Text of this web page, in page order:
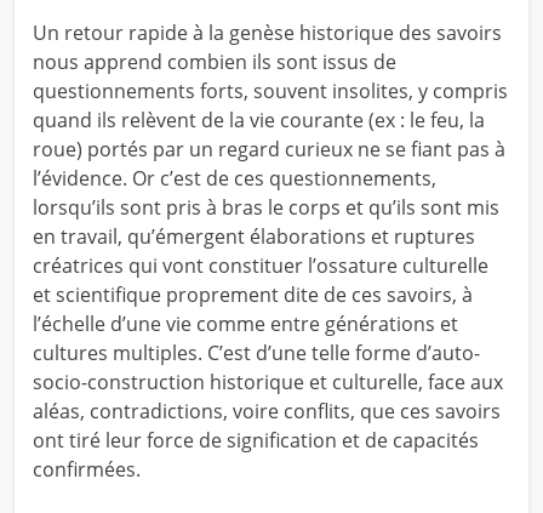
Un retour rapide à la genèse historique des savoirs
nous apprend combien ils sont issus de
questionnements forts, souvent insolites, y compris
quand ils relèvent de la vie courante (ex : le feu, la
roue) portés par un regard curieux ne se fiant pas à
l’évidence. Or c’est de ces questionnements,
lorsqu’ils sont pris à bras le corps et qu’ils sont mis
en travail, qu’émergent élaborations et ruptures
créatrices qui vont constituer l’ossature culturelle
et scientifique proprement dite de ces savoirs, à
l’échelle d’une vie comme entre générations et
cultures multiples. C’est d’une telle forme d’auto-
socio-construction historique et culturelle, face aux
aléas, contradictions, voire conflits, que ces savoirs
ont tiré leur force de signification et de capacités
confirmées.